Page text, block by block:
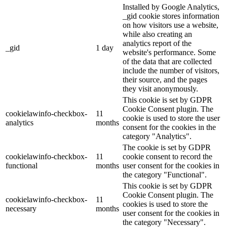
_gid 1 day
Installed by Google Analytics,
_gid cookie stores information
on how visitors use a website,
while also creating an
analytics report of the
website's performance. Some
of the data that are collected
include the number of visitors,
their source, and the pages
they visit anonymously.
cookielawinfo-checkbox-
analytics
11
months
This cookie is set by GDPR
Cookie Consent plugin. The
cookie is used to store the user
consent for the cookies in the
category "Analytics".
cookielawinfo-checkbox-
functional
11
months
The cookie is set by GDPR
cookie consent to record the
user consent for the cookies in
the category "Functional".
cookielawinfo-checkbox-
necessary
11
months
This cookie is set by GDPR
Cookie Consent plugin. The
cookies is used to store the
user consent for the cookies in
the category "Necessary".